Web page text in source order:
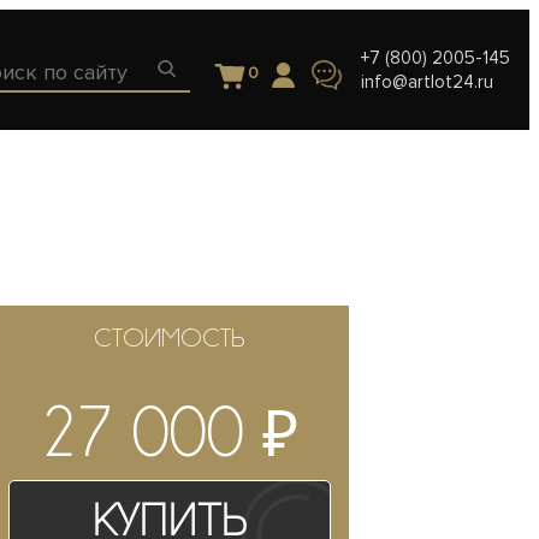
0
+7 (800) 2005-145
info@artlot24.ru
СТОИМОСТЬ
27 000₽
Купить